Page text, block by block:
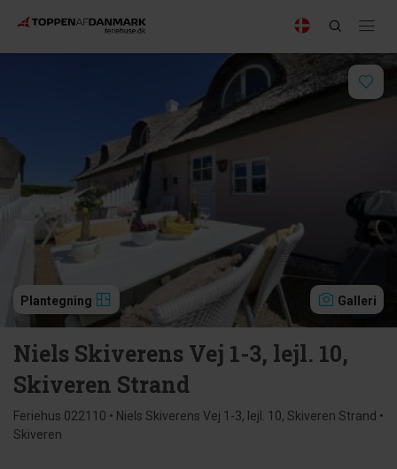
Plantegning Galleri
Niels Skiverens Vej 1-3, lejl. 10,
Skiveren Strand
Feriehus 022110 • Niels Skiverens Vej 1-3, lejl. 10, Skiveren Strand •
Skiveren